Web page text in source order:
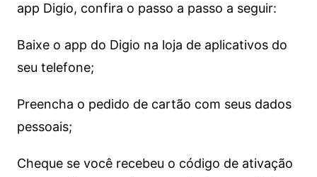
app Digio, confira o passo a passo a seguir:
Baixe o app do Digio na loja de aplicativos do
seu telefone;
Preencha o pedido de cartão com seus dados
pessoais;
Cheque se você recebeu o código de ativação